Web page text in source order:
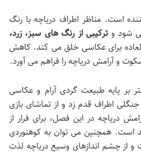
است. مناظر اطراف دریاچه با رنگ
شود وترکیبی از رنگ های سبز، زرد،
برای عکاسی خلق می کند. کاهش
و آرامش دریاچه را فراهم می آورد.
بر پایه طبیعت گردی آرام و عکاسی
اطراف قدم زد و از تماشای بازی
دریاچه در این فصل، برای فرار از
است. همچنین می توان به کوهنوردی
و از چشم اندازهای وسیع دریاچه لذت